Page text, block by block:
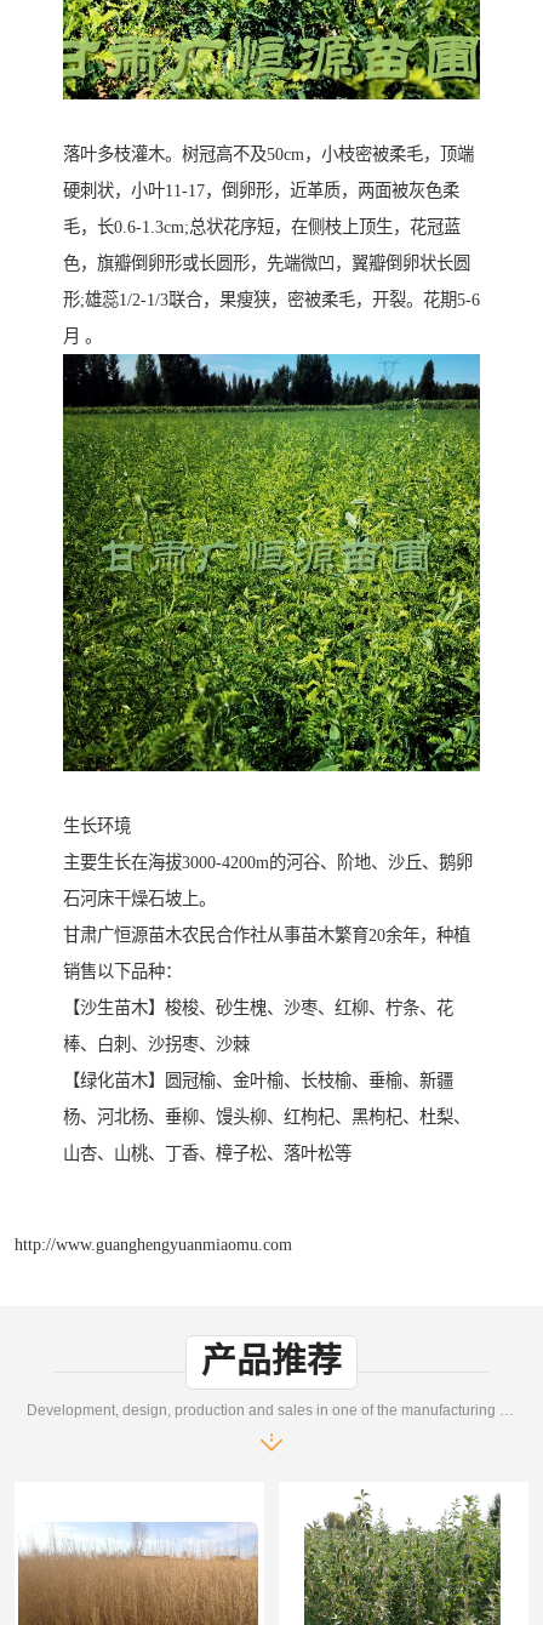
落叶多枝灌木。树冠高不及50cm，小枝密被柔毛，顶端
硬刺状，小叶11-17，倒卵形，近革质，两面被灰色柔
毛，长0.6-1.3cm;总状花序短，在侧枝上顶生，花冠蓝
色，旗瓣倒卵形或长圆形，先端微凹，翼瓣倒卵状长圆
形;雄蕊1/2-1/3联合，果瘦狭，密被柔毛，开裂。花期5-6
月 。
生长环境
主要生长在海拔3000-4200m的河谷、阶地、沙丘、鹅卵
石河床干燥石坡上。
甘肃广恒源苗木农民合作社从事苗木繁育20余年，种植
销售以下品种：
【沙生苗木】梭梭、砂生槐、沙枣、红柳、柠条、花
棒、白刺、沙拐枣、沙棘
【绿化苗木】圆冠榆、金叶榆、长枝榆、垂榆、新疆
杨、河北杨、垂柳、馒头柳、红枸杞、黑枸杞、杜梨、
山杏、山桃、丁香、樟子松、落叶松等
http://www.guanghengyuanmiaomu.com
产品推荐